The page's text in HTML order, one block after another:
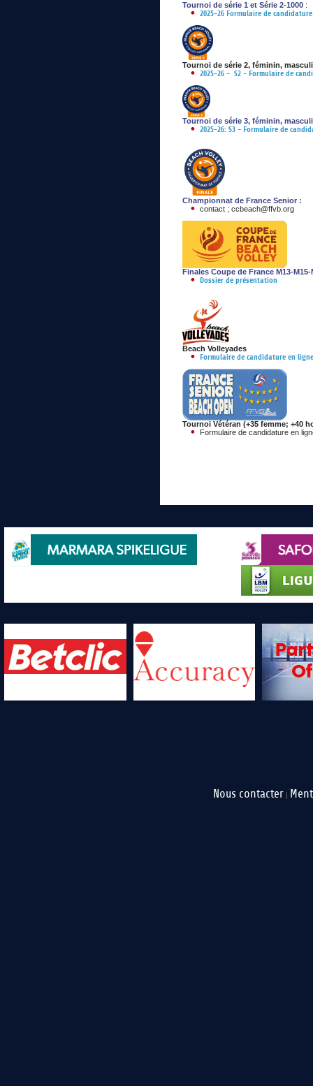
Tournoi de série 1 et Série 2-1000 :
2025-26 Formulaire de
Tournoi de série 2, féminin,
2025-26 - S2 - Formulaire de
Tournoi de série 3, féminin,
2025-26: S3 - Formulaire de
Championnat de France Senior :
contact ; ccbeach@ffvb.org
Finales Coupe de France M13-
Dossier de présentation
Beach Volleyades
Formulaire de candidature en ligne
Tournoi Vétéran (+35 femme; +40
Formulaire de candidature en
Nous contacter |